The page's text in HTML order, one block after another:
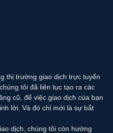
thị trường giao dịch trực tuyến
tôi đã liên tục tạo ra các
cũ, để việc giao dịch của bạn
lời. Và đó chỉ mới là sự bắt
dịch, chúng tôi còn hướng